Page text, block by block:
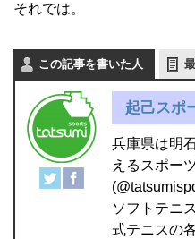
それでは。
この記事を書いた人
起己スポ
兵庫県は明
えるスポー
ソフトテニ
式テニスの